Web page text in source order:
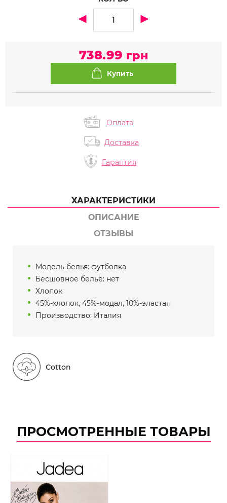
738.99 грн
Оплата
Доставка
Гарантия
ХАРАКТЕРИСТИКИ
ОПИСАНИЕ
ОТЗЫВЫ
Модель белья: футболка
Бесшовное бельё: нет
Хлопок
45%-хлопок, 45%-модал, 10%-эластан
Производство: Италия
Cotton
ПРОСМОТРЕННЫЕ ТОВАРЫ